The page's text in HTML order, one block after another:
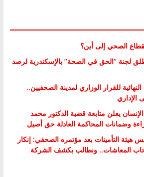
الصحي إلى أين؟
لجنة “الحق في الصحة” بالإسكندرية لرصد
للقرار الوزاري لمدينة الصحفيين..
الإداري
يعلن متابعة قضية الدكتور محمد
وضمانات المحاكمة العادلة حق أصيل
هيئة التأمينات بعد مؤتمره الصحفي: إنكار
المعاشات.. ونطالب بكشف الشركة